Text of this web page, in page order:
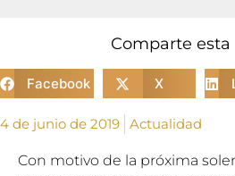
Comparte esta
Facebook X
4 de junio de 2019 Actualidad
Con motivo de la próxima